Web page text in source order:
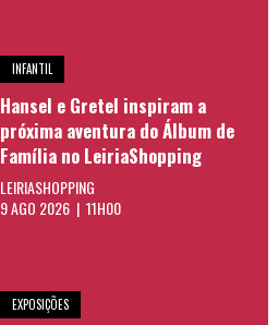
INFANTIL
Hansel e Gretel inspiram a
próxima aventura do Álbum de
Família no LeiriaShopping
LEIRIASHOPPING
9 AGO 2026 | 11H00
EXPOSIÇÕES